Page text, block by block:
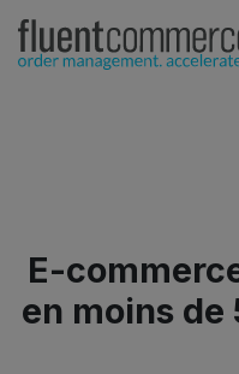
E-
en moins de